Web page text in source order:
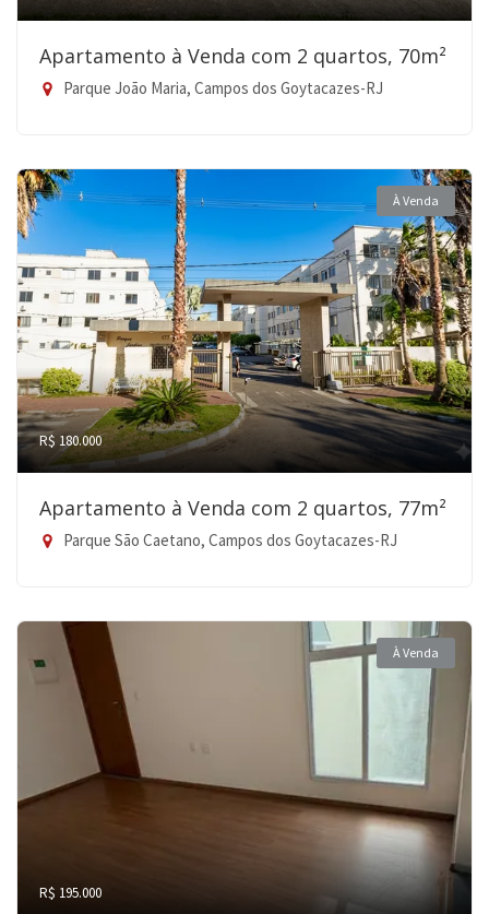
Apartamento à Venda com 2 quartos, 70m²
Parque João Maria, Campos dos Goytacazes-RJ
À Venda
R$ 180.000
Apartamento à Venda com 2 quartos, 77m²
Parque São Caetano, Campos dos Goytacazes-RJ
À Venda
R$ 195.000